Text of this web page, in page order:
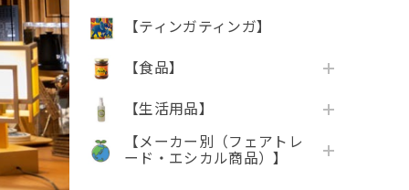
【ティンガティンガ】
【食品】
【生活用品】
【メーカー別（フェアトレ
ード・エシカル商品）】